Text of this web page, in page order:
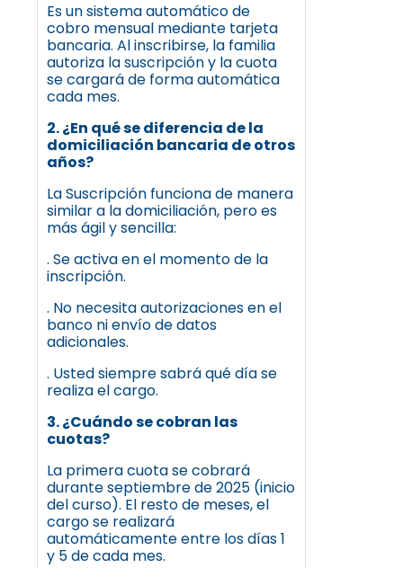
Es un sistema automático de
cobro mensual mediante tarjeta
bancaria. Al inscribirse, la familia
autoriza la suscripción y la cuota
se cargará de forma automática
cada mes.
2. ¿En qué se diferencia de la
domiciliación bancaria de otros
años?
La Suscripción funciona de manera
similar a la domiciliación, pero es
más ágil y sencilla:
. Se activa en el momento de la
inscripción.
. No necesita autorizaciones en el
banco ni envío de datos
adicionales.
. Usted siempre sabrá qué día se
realiza el cargo.
3. ¿Cuándo se cobran las
cuotas?
La primera cuota se cobrará
durante septiembre de 2025 (inicio
del curso). El resto de meses, el
cargo se realizará
automáticamente entre los días 1
y 5 de cada mes.